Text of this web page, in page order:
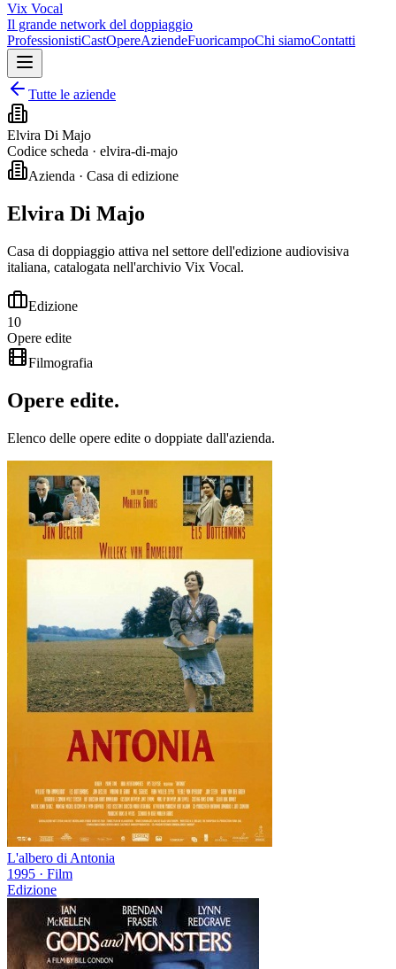
Vix Vocal
Il grande network del doppiaggio
ProfessionistiCastOpereAziendeFuoricampoChi siamoContatti
Tutte le aziende
Elvira Di Majo
Codice scheda · elvira-di-majo
Azienda · Casa di edizione
Elvira Di Majo
Casa di doppiaggio attiva nel settore dell'edizione audiovisiva
italiana, catalogata nell'archivio Vix Vocal.
Edizione
10
Opere edite
Filmografia
Opere edite.
Elenco delle opere edite o doppiate dall'azienda.
L'albero di Antonia
1995 · Film
Edizione